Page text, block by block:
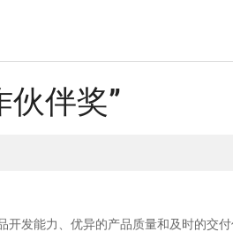
伙伴奖”
开发能力、优异的产品质量和及时的交